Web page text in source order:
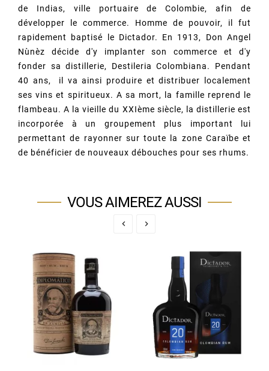
de Indias, ville portuaire de Colombie, afin de
développer le commerce. Homme de pouvoir, il fut
rapidement baptisé le Dictador. En 1913, Don Angel
Nùnèz décide d'y implanter son commerce et d'y
fonder sa distillerie, Destileria Colombiana. Pendant
40 ans, il va ainsi produire et distribuer localement
ses vins et spiritueux. A sa mort, la famille reprend le
flambeau. A la vieille du XXIème siècle, la distillerie est
incorporée à un groupement plus important lui
permettant de rayonner sur toute la zone Caraïbe et
de bénéficier de nouveaux débouches pour ses rhums.
VOUS AIMEREZ AUSSI
 